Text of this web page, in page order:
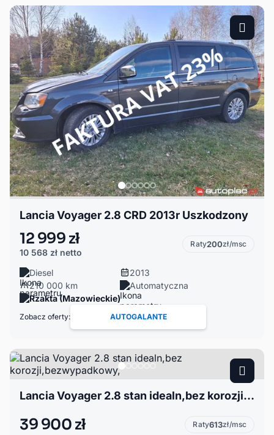
Lancia Voyager 2.8 CRD 2013r Uszkodzony
12 999 zł
10 568 zł netto
Raty200zł/msc
Diesel
2013
210 000 km
Automatyczna
Rzakta (Mazowieckie)
Zobacz oferty: AUTOGALANTE
Lancia Voyager 2.8 stan idealn,bez korozji,bezwypadkowy,
39 900 zł Raty613zł/msc